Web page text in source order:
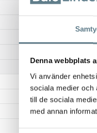
Denna webbplats
Vi använder
sociala medier och
till de sociala
med annan